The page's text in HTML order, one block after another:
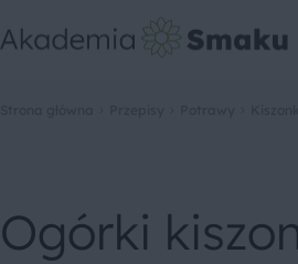
Ogórki